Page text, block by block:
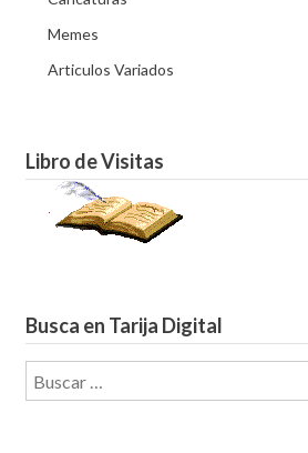
Memes
Articulos Variados
Libro de Visitas
Busca en Tarija Digital
Buscar: